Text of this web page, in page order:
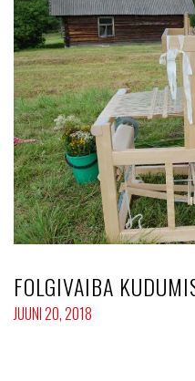
FOLGIVAIBA
JUUNI 20, 2018